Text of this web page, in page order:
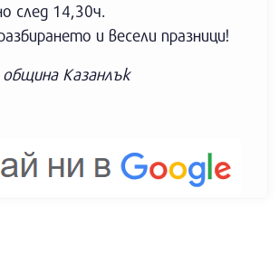
след 14,30ч.
и весели празници!
Казанлък